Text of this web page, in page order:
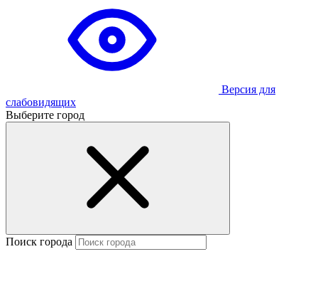
Версия для
слабовидящих
Выберите город
Поиск города